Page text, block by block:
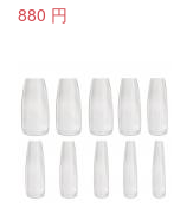
880 円